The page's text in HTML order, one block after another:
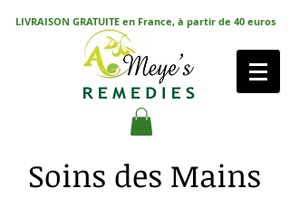
LIVRAISON GRATUITE en France, à partir de 40 euros
Soins des Mains